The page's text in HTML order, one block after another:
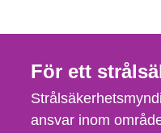
För ett
ansvar inom